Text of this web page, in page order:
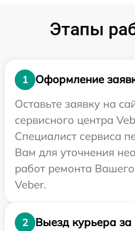
Этапы
1
Оформление
Оставьте заявку на
сервисного центра
Специалист сервиса
Вам для уточнения
работ ремонта Вашего
Veber.
2
Выезд курьера за